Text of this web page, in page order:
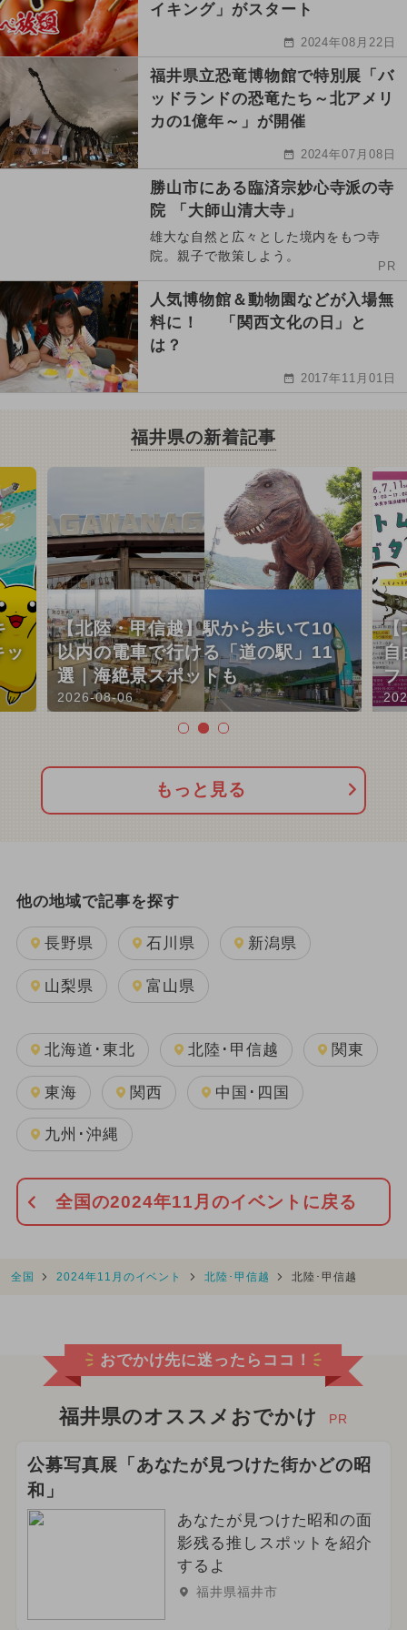
イキング」がスタート
2024年08月22日
福井県立恐竜博物館で特別展「バ
ッドランドの恐竜たち～北アメリ
カの1億年～」が開催
2024年07月08日
勝山市にある臨済宗妙心寺派の寺
院 「大師山清大寺」
雄大な自然と広々とした境内をもつ寺
院。親子で散策しよう。
PR
人気博物館＆動物園などが入場無
料に！ 「関西文化の日」と
は？
2017年11月01日
福井県の新着記事
ッ
【北陸・甲信越】駅から歩いて10
以内の電車で行ける「道の駅」11
選｜海絶景スポットも
2026-08-06
【
自
フ
もっと見る
他の地域で記事を探す
長野県 石川県 新潟県
山梨県 富山県
北海道･東北 北陸･甲信越 関東
東海 関西 中国･四国
九州･沖縄
全国の2024年11月のイベントに戻る
全国 2024年11月のイベント 北陸･甲信越 北陸･甲信越
おでかけ先に迷ったらココ！
福井県のオススメおでかけ PR
公募写真展「あなたが見つけた街かどの昭
和」
あなたが見つけた昭和の面
影残る推しスポットを紹介
するよ
福井県福井市